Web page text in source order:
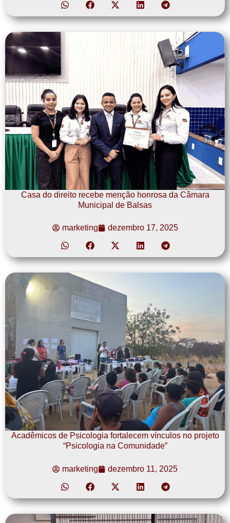
Casa do direito recebe menção honrosa da Câmara
Municipal de Balsas
marketing dezembro 17, 2025
Acadêmicos de Psicologia fortalecem vínculos no projeto
“Psicologia na Comunidade”
marketing dezembro 11, 2025